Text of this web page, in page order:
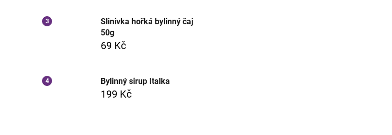
Slinivka hořká bylinný čaj
50g
69 Kč
Bylinný sirup Italka
199 Kč